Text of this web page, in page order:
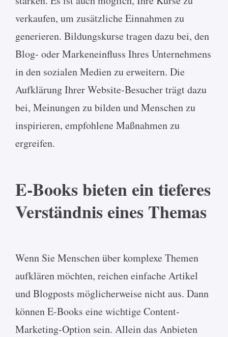
verkaufen, um zusätzliche Einnahmen zu
generieren. Bildungskurse tragen dazu bei, den
Blog- oder Markeneinfluss Ihres Unternehmens
in den sozialen Medien zu erweitern. Die
Aufklärung Ihrer Website-Besucher trägt dazu
bei, Meinungen zu bilden und Menschen zu
inspirieren, empfohlene Maßnahmen zu
ergreifen.
E-Books bieten ein tieferes
Verständnis eines Themas
Wenn Sie Menschen über komplexe Themen
aufklären möchten, reichen einfache Artikel
und Blogposts möglicherweise nicht aus. Dann
können E-Books eine wichtige Content-
Marketing-Option sein. Allein das Anbieten